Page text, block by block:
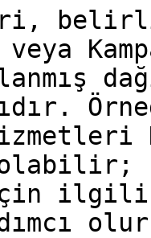
olabilir;
ilgili